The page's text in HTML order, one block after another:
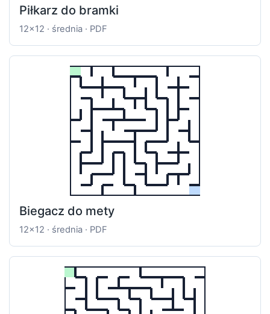
Piłkarz do bramki
12x12 · średnia · PDF
Biegacz do mety
12x12 · średnia · PDF